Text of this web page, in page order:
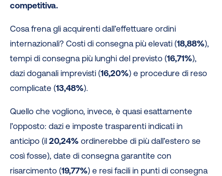
competitiva.
Cosa frena gli acquirenti dall’effettuare ordini
internazionali? Costi di consegna più elevati (18,88%),
tempi di consegna più lunghi del previsto (16,71%),
dazi doganali imprevisti (16,20%) e procedure di reso
complicate (13,48%).
Quello che vogliono, invece, è quasi esattamente
l’opposto: dazi e imposte trasparenti indicati in
anticipo (il20,24% ordinerebbe di più dall’estero se
così fosse), date di consegna garantite con
risarcimento (19,77%) e resi facili in punti di consegna